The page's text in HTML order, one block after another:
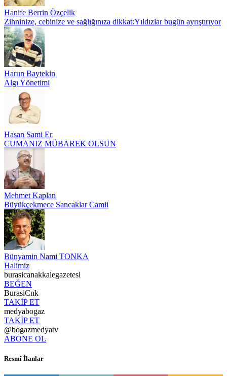
Hanife Berrin Özçelik
Zihninize, cebinize ve sağlığınıza dikkat:Yıldızlar bugün ayrıştırıyor
Harun Baytekin
Algı Yönetimi
Hasan Sami Er
CUMANIZ MÜBAREK OLSUN
Mehmet Kaplan
Büyükçekmece Sancaklar Camii
Bünyamin Nami TONKA
Halimiz
burasicanakkalegazetesi
BEĞEN
BurasiCnk
TAKİP ET
medyabogaz
TAKİP ET
@bogazmedyatv
ABONE OL
Resmî İlanlar